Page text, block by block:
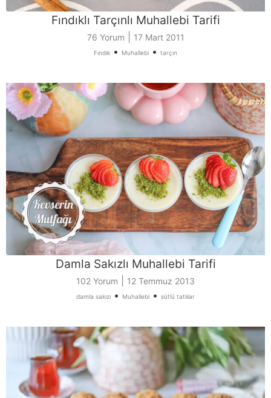
Fındıklı Tarçınlı Muhallebi Tarifi
76 Yorum 17 Mart 2011
Fındık • Muhallebi • tarçın
Damla Sakızlı Muhallebi Tarifi
102 Yorum 12 Temmuz 2013
damla sakızı • Muhallebi • sütlü tatlılar